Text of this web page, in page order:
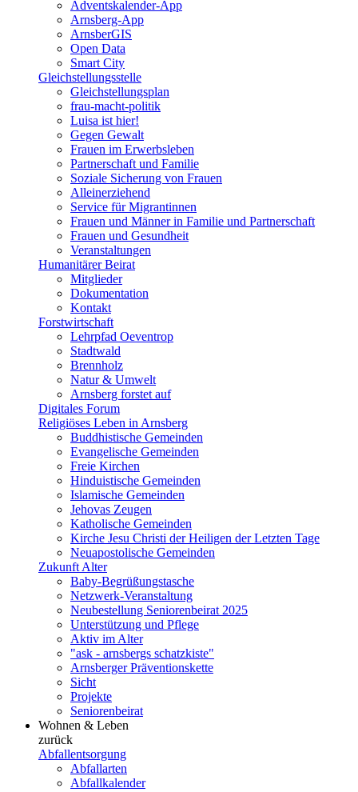
Adventskalender-App
Arnsberg-App
ArnsberGIS
Open Data
Smart City
Gleichstellungsstelle
Gleichstellungsplan
frau-macht-politik
Luisa ist hier!
Gegen Gewalt
Frauen im Erwerbsleben
Partnerschaft und Familie
Soziale Sicherung von Frauen
Alleinerziehend
Service für Migrantinnen
Frauen und Männer in Familie und Partnerschaft
Frauen und Gesundheit
Veranstaltungen
Humanitärer Beirat
Mitglieder
Dokumentation
Kontakt
Forstwirtschaft
Lehrpfad Oeventrop
Stadtwald
Brennholz
Natur & Umwelt
Arnsberg forstet auf
Digitales Forum
Religiöses Leben in Arnsberg
Buddhistische Gemeinden
Evangelische Gemeinden
Freie Kirchen
Hinduistische Gemeinden
Islamische Gemeinden
Jehovas Zeugen
Katholische Gemeinden
Kirche Jesu Christi der Heiligen der Letzten Tage
Neuapostolische Gemeinden
Zukunft Alter
Baby-Begrüßungstasche
Netzwerk-Veranstaltung
Neubestellung Seniorenbeirat 2025
Unterstützung und Pflege
Aktiv im Alter
"ask - arnsbergs schatzkiste"
Arnsberger Präventionskette
Sicht
Projekte
Seniorenbeirat
Wohnen & Leben
zurück
Abfallentsorgung
Abfallarten
Abfallkalender